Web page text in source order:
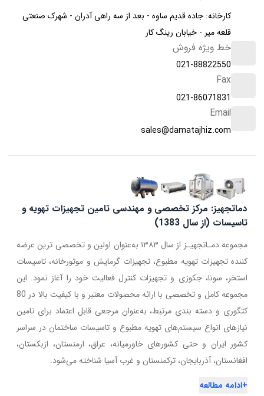
کارخانه: جاده قدیم ساوه - بعد از سه راهی آدران - شهرک صنعتی
قلعه میر - خیابان رینگ کار
خط ویژه فروش
021-88822550
Fax
021-86071831
Email
sales@damatajhiz.com
دماتجهیز: مرکز تخصصی و مهندسی تامین تجهیزات تهویه و
تاسیسات (از سال 1383)
مجموعه دمـاتجهیـز از سال ۱۳۸۳ به‌عنوان اولین و تخصصی ترین عرضه
کننده تجهیزات تهویه مطبوع، تجهیزات گرمایش و موتورخانه، تاسیسات
استخر، سونا، جکوزی و تجهیزات کنترل فعالیت خود را آغاز نمود. این
مجموعه کامل و تخصصی با ارائه محصولات معتبر و با کیفیت بالا در 80
کتگوری و دسته بندی مرتبط، به‌عنوان مرجعی قابل اعتماد برای تامین
نیازهای انواع سیستم‌های تهویه مطبوع و تاسیسات ساختمان در سراسر
کشور ایران و حتی کشورهای خاورمیانه، عراق، ارمنستان، ازبکستان،
افغانستان، آذربایجان، ترکمنستان و غرب آسیا شناخته می‌شود.
+ادامه مطالعه